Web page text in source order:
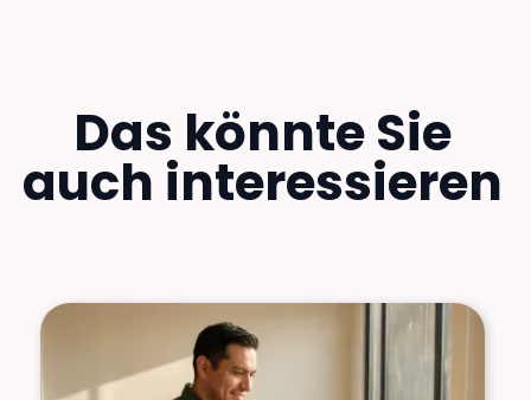
Das könnte Sie
auch interessieren